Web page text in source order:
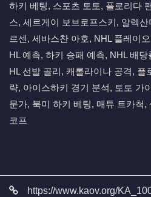
하키 베팅, 스포츠 토토, 플로리다
스, 세르게이 보브로프스키, 알렉
르센, 세바스찬 아호, NHL 플레이
HL 예측, 하키 승패 예측, NHL 배
HL 선발 골리, 캐롤라이나 공격, 플
략, 아이스하키 경기 분석, 토토 가
문가, 북미 하키 베팅, 매튜 트카척,
코프
관련자료https://www.kaov.org/